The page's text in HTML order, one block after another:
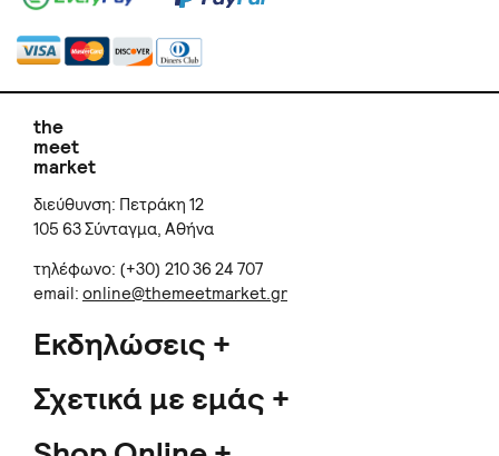
the
meet
market
διεύθυνση: Πετράκη 12
105 63 Σύνταγμα, Αθήνα
τηλέφωνο: (+30) 210 36 24 707
email: online@themeetmarket.gr
Εκδηλώσεις
Σχετικά με εμάς